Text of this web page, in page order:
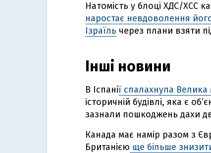
Натомість у блоці ХДС/ХСС
наростає невдоволення
Ізраїль через плани взяти
Інші новини
В Іспанії спалахнула
історичній будівлі, яка є
зазнали пошкоджень дахи
Канада має намір разом з
Британією ще більше